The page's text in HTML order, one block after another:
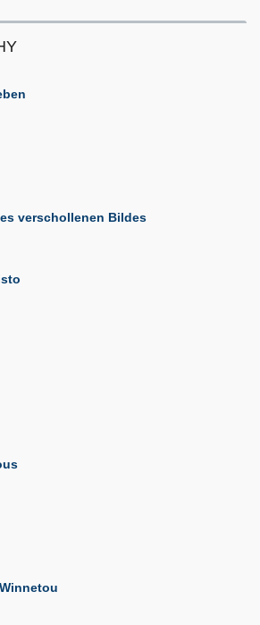
verschollenen Bildes